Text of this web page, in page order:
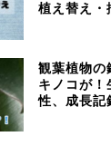
植え替え・
観葉植物の
キノコが！
性、成長記